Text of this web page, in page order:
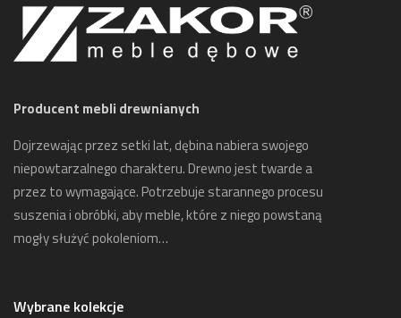
Producent mebli drewnianych
Dojrzewając przez setki lat, dębina nabiera swojego
niepowtarzalnego charakteru. Drewno jest twarde a
przez to wymagające. Potrzebuje starannego procesu
suszenia i obróbki, aby meble, które z niego powstaną
mogły służyć pokoleniom…
Wybrane kolekcje